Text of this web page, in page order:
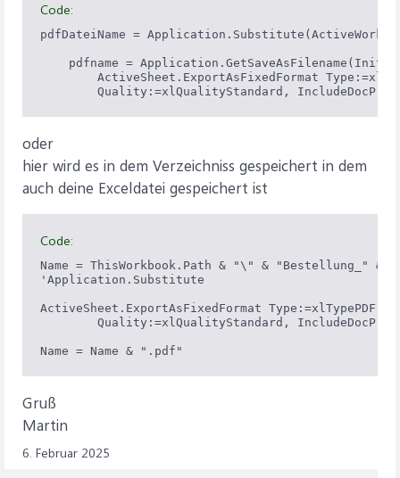
Code:
pdfDateiName =
pdfname =
ActiveSheet.ExportAsFixedFormat
Quality:=xlQualityStandard,
oder
hier wird es in dem Verzeichniss gespeichert in dem
auch deine Exceldatei gespeichert ist
Code:
Name = ThisWorkbook.Path & "\" & "Bestellung_" &
'Application.Substitute
ActiveSheet.ExportAsFixedFormat Type:=xlTypePDF,
Quality:=xlQualityStandard,
Name = Name & ".pdf"
Gruß
Martin
6. Februar 2025